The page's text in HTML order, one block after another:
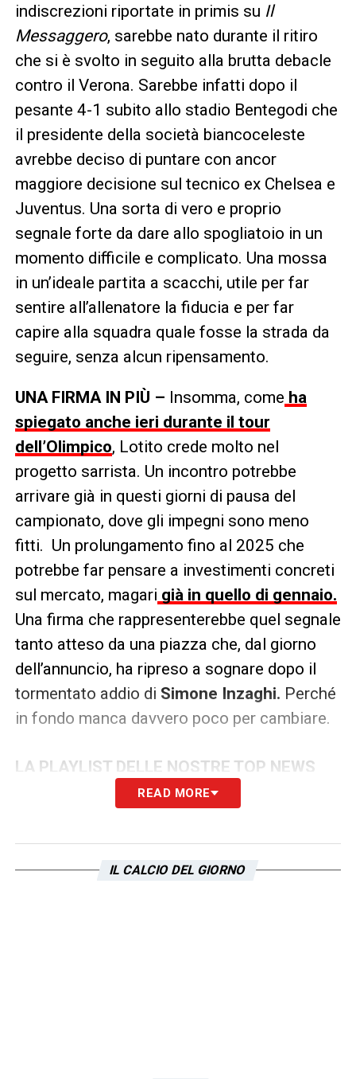
indiscrezioni riportate in primis su Il
Messaggero, sarebbe nato durante il ritiro
che si è svolto in seguito alla brutta debacle
contro il Verona. Sarebbe infatti dopo il
pesante 4-1 subito allo stadio Bentegodi che
il presidente della società biancoceleste
avrebbe deciso di puntare con ancor
maggiore decisione sul tecnico ex Chelsea e
Juventus. Una sorta di vero e proprio
segnale forte da dare allo spogliatoio in un
momento difficile e complicato. Una mossa
in un’ideale partita a scacchi, utile per far
sentire all’allenatore la fiducia e per far
capire alla squadra quale fosse la strada da
seguire, senza alcun ripensamento.
UNA FIRMA IN PIÙ – Insomma, come ha
spiegato anche ieri durante il tour
dell’Olimpico, Lotito crede molto nel
progetto sarrista. Un incontro potrebbe
arrivare già in questi giorni di pausa del
campionato, dove gli impegni sono meno
fitti. Un prolungamento fino al 2025 che
potrebbe far pensare a investimenti concreti
sul mercato, magari già in quello di gennaio.
Una firma che rappresenterebbe quel segnale
tanto atteso da una piazza che, dal giorno
dell’annuncio, ha ripreso a sognare dopo il
tormentato addio di Simone Inzaghi. Perché
in fondo manca davvero poco per cambiare.
LA PLAYLIST DELLE NOSTRE TOP NEWS
READ MORE
IL CALCIO DEL GIORNO